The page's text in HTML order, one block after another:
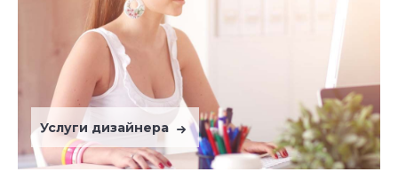
Услуги дизайнера